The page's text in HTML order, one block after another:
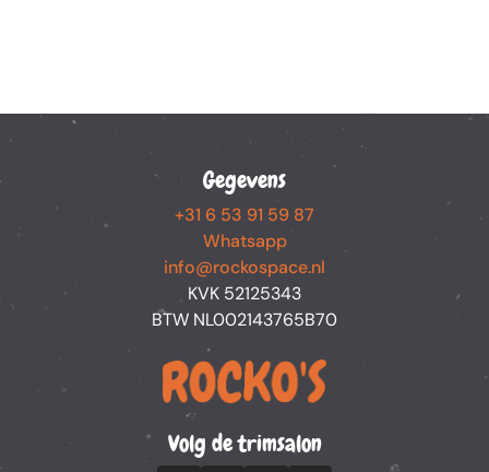
Gegevens
+31 6 53 91 59 87
Whatsapp
info@rockospace.nl
KVK 52125343
BTW NL002143765B70
Volg de trimsalon